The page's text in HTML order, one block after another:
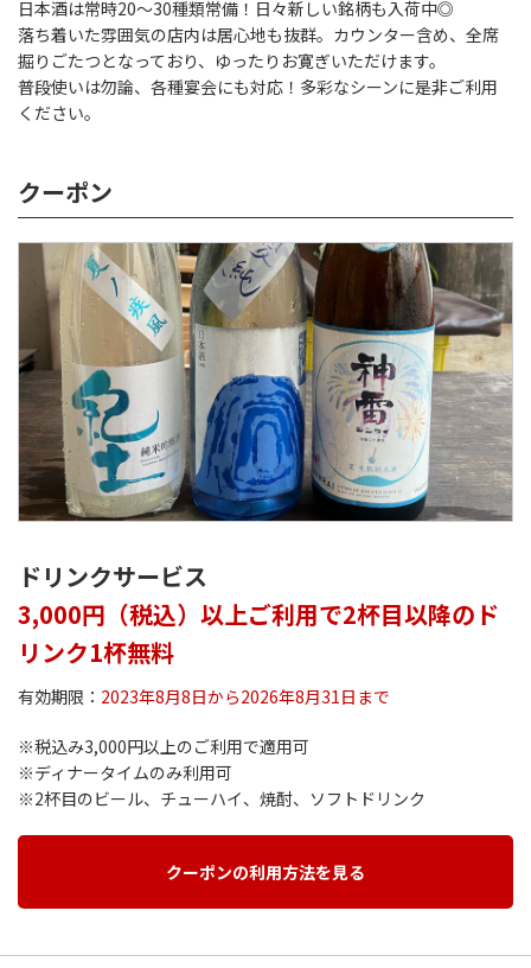
日本酒は常時20～30種類常備！日々新しい銘柄も入荷中◎
落ち着いた雰囲気の店内は居心地も抜群。カウンター含め、全席
掘りごたつとなっており、ゆったりお寛ぎいただけます。
普段使いは勿論、各種宴会にも対応！多彩なシーンに是非ご利用
ください。
クーポン
ドリンクサービス
3,000円（税込）以上ご利用で2杯目以降のド
リンク1杯無料
有効期限： 2023年8月8日から2026年8月31日まで
※税込み3,000円以上のご利用で適用可
※ディナータイムのみ利用可
※2杯目のビール、チューハイ、焼酎、ソフトドリンク
クーポンの利用方法を見る